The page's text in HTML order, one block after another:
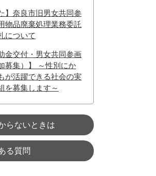
】奈良市旧男女共同参
物品廃棄処理業務委託
について
金交付・男女共同参画
募集）】 ～性別にか
が活躍できる社会の実
を募集します～
らないときは
る質問